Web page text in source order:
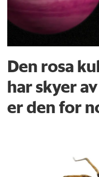
Den rosa
har skyer
er den for